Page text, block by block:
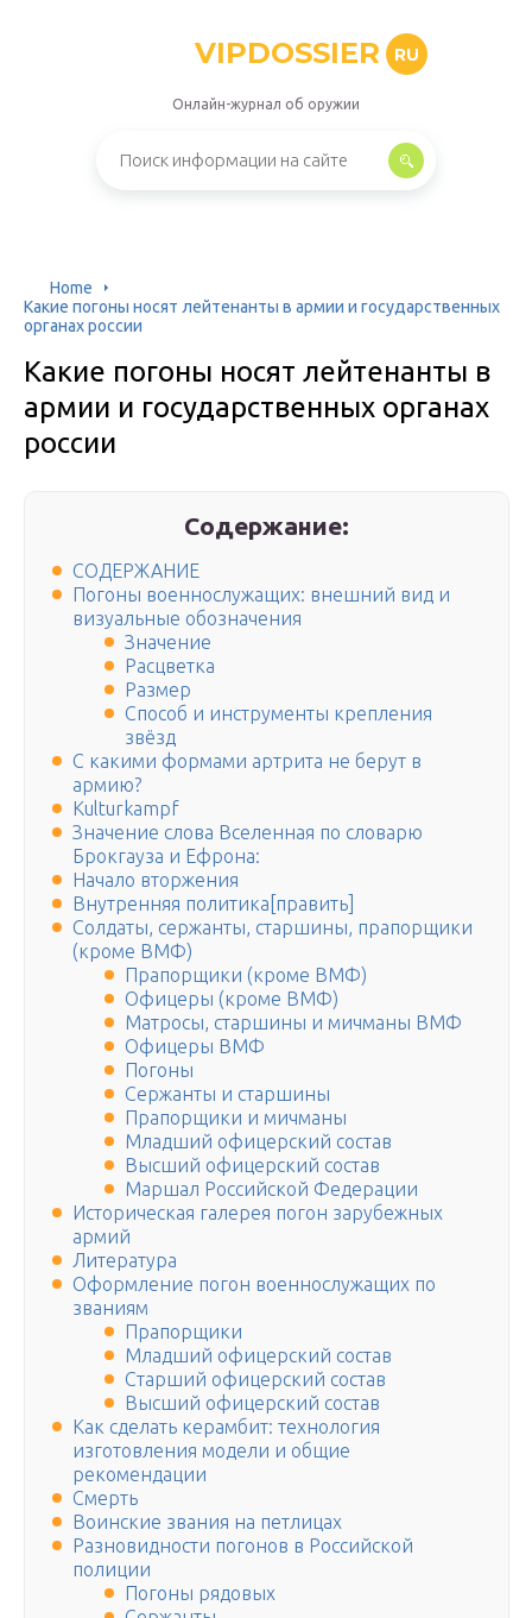
VIPDOSSIER RU
Онлайн-журнал об оружии
Home
Какие погоны носят лейтенанты в армии и государственных
органах россии
Какие погоны носят лейтенанты в
армии и государственных органах
россии
Содержание:
СОДЕРЖАНИЕ
Погоны военнослужащих: внешний вид и
визуальные обозначения
Значение
Расцветка
Размер
Способ и инструменты крепления
звёзд
С какими формами артрита не берут в
армию?
Kulturkampf
Значение слова Вселенная по словарю
Брокгауза и Ефрона:
Начало вторжения
Внутренняя политика[править]
Солдаты, сержанты, старшины, прапорщики
(кроме ВМФ)
Прапорщики (кроме ВМФ)
Офицеры (кроме ВМФ)
Матросы, старшины и мичманы ВМФ
Офицеры ВМФ
Погоны
Сержанты и старшины
Прапорщики и мичманы
Младший офицерский состав
Высший офицерский состав
Маршал Российской Федерации
Историческая галерея погон зарубежных
армий
Литература
Оформление погон военнослужащих по
званиям
Прапорщики
Младший офицерский состав
Старший офицерский состав
Высший офицерский состав
Как сделать керамбит: технология
изготовления модели и общие
рекомендации
Смерть
Воинские звания на петлицах
Разновидности погонов в Российской
полиции
Погоны рядовых